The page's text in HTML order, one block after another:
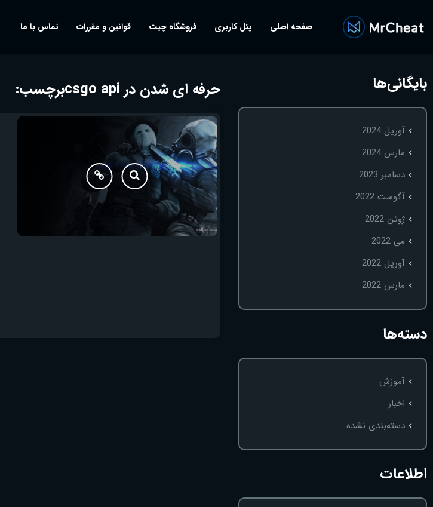
صفحه اصلی پنل کاربری فروشگاه چیت قوانین و مقررات تماس با ما
بایگانی‌ها
آوریل 2024
مارس 2024
دسامبر 2023
آگوست 2022
ژوئن 2022
می 2022
آوریل 2022
مارس 2022
دسته‌ها
آموزش
اخبار
دسته‌بندی نشده
اطلاعات
برچسب: حرفه ای شدن در csgo api